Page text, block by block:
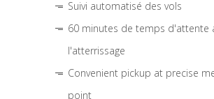
Suivi automatisé des vols
60 minutes de temps d'attente
l'atterrissage
Convenient pickup at precise
point